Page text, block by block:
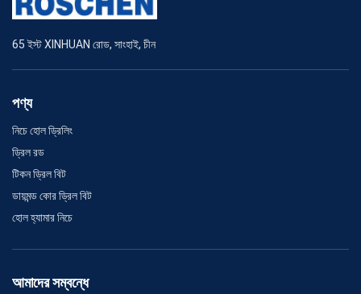
65 ইস্ট XINHUAN রোড, সাংহাই, চীন
পণ্য
নিচে হোল ড্রিলিং
ড্রিল রড
টিকন ড্রিল বিট
ডায়মন্ড কোর ড্রিল বিট
হোল হ্যামার নিচে
আমাদের সম্বন্ধে